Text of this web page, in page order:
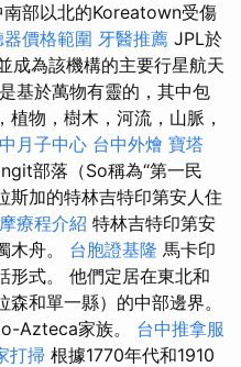
南部以北的Koreatown受傷
價格範圍 牙醫推薦 JPL於
成為該機構的主要行星航天
基於萬物有靈的，其中包
物，樹木，河流，山脈，
月子中心 台中外燴 寶塔
部落（So稱為“第一民
斯加的特林吉特印第安人住
療程介紹 特林吉特印第安
木舟。 台胞證基隆 馬卡印
形式。 他們定居在東北和
和單一縣）的中部邊界。
Azteca家族。 台中推拿服
打掃 根據1770年代和1910